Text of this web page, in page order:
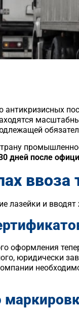
дней после
ввоза
лазейки и
оформления
юридически